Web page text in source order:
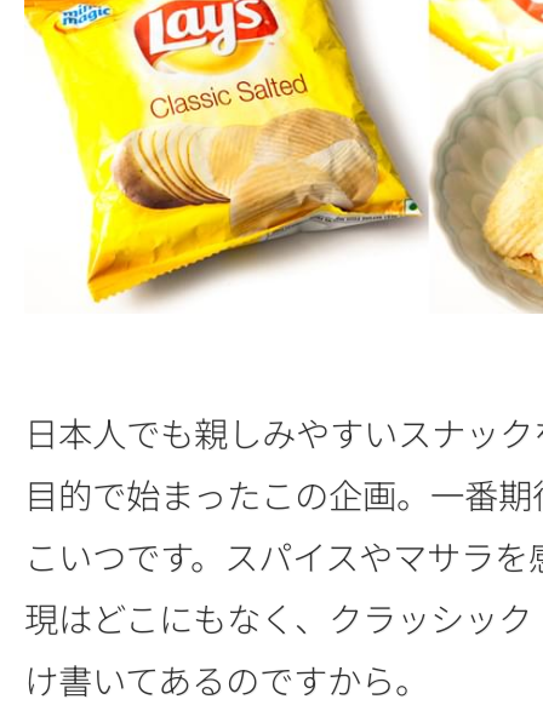
日本人でも親しみやすいスナッ
目的で始まったこの企画。一番
こいつです。スパイスやマサラ
現はどこにもなく、クラッシッ
け書いてあるのですから。